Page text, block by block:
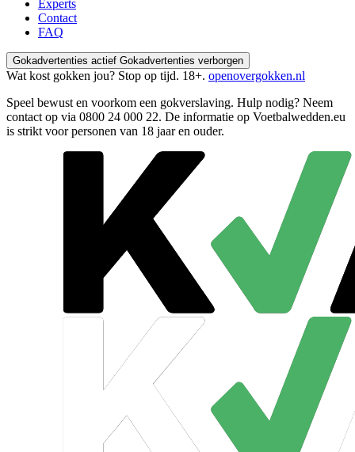
Experts
Contact
FAQ
Gokadvertenties actief Gokadvertenties verborgen
Wat kost gokken jou? Stop op tijd. 18+. openovergokken.nl
Speel bewust en voorkom een gokverslaving. Hulp nodig? Neem
contact op via 0800 24 000 22. De informatie op Voetbalwedden.eu
is strikt voor personen van 18 jaar en ouder.